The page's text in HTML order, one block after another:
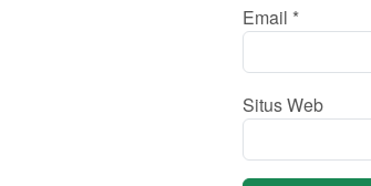
Email *
Situs Web